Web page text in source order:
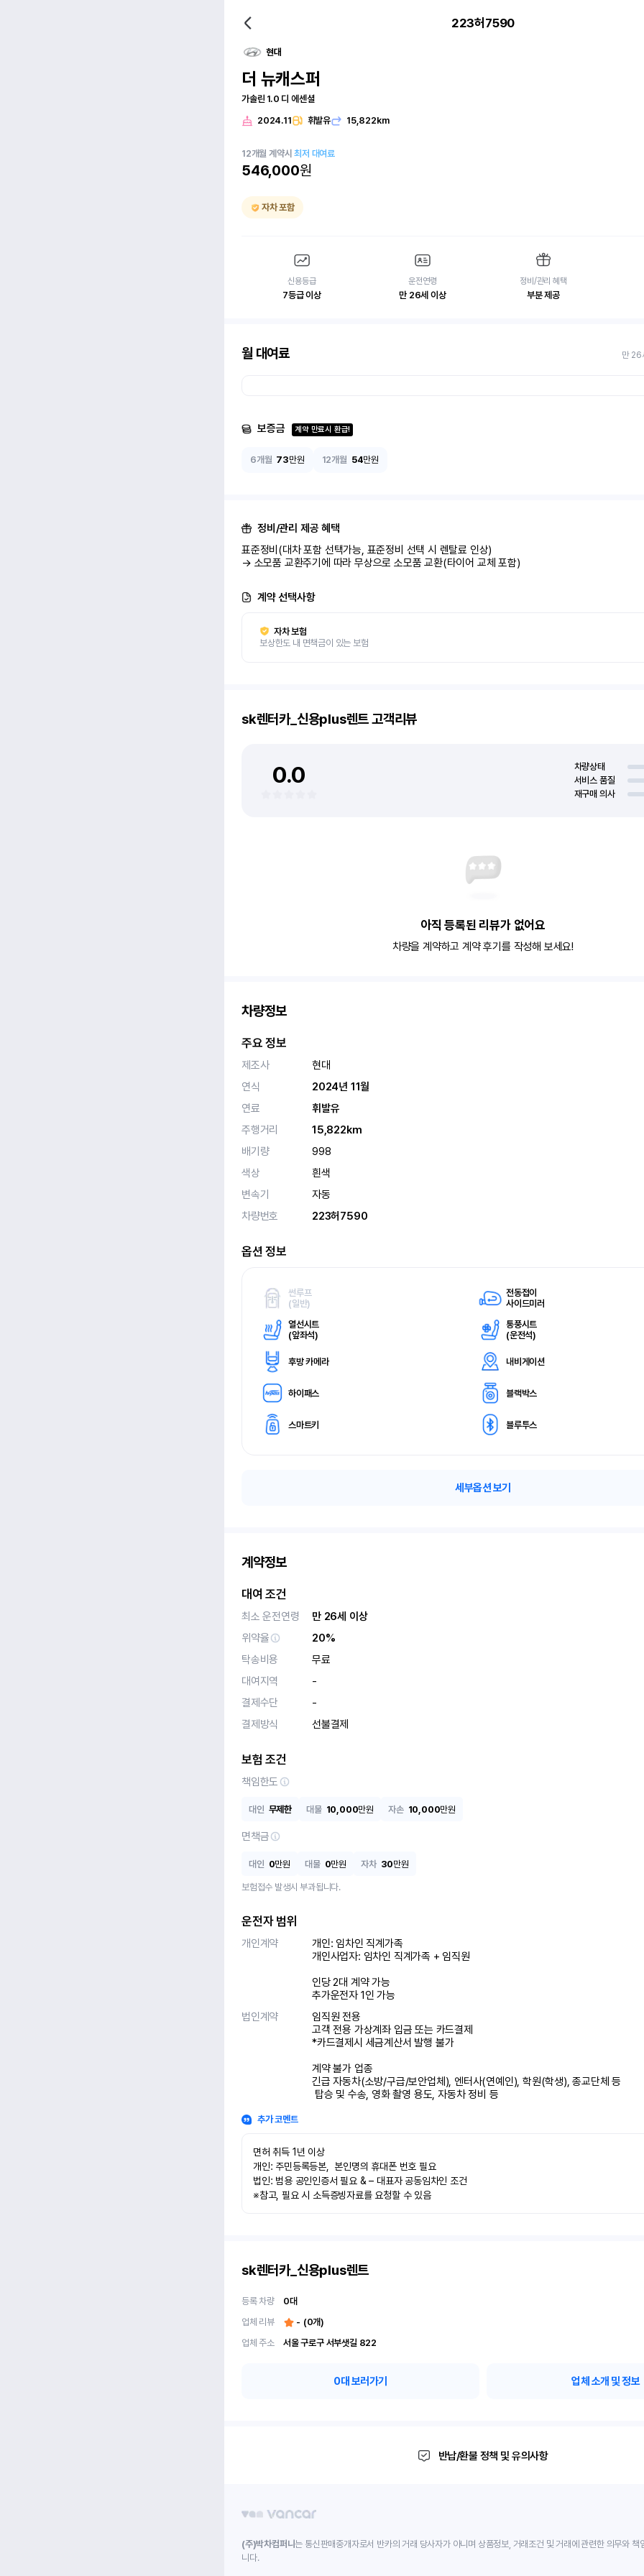
223허7590
현대
더 뉴캐스퍼
가솔린 1.0 디 에센셜
2024.11 휘발유 15,822km
12개월 계약시최저 대여료
546,000원
자차 포함
신용등급
7등급 이상
운전연령
만 26세 이상
정비/관리 혜택
부분 제공
월 대여료 만 26
보증금 계약 만료시 환급!
6개월 73만원 12개월 54만원
정비/관리 제공 혜택
표준정비(대차 포함 선택가능, 표준정비 선택 시 렌탈료 인상)
→ 소모품 교환주기에 따라 무상으로 소모품 교환(타이어 교체 포함)
계약 선택사항
자차 보험
보상한도 내 면책금이 있는 보험
sk렌터카_신용plus렌트고객리뷰
0.0 차량상태
서비스 품질
재구매 의사
아직 등록된 리뷰가 없어요
차량을 계약하고 계약 후기를 작성해 보세요!
차량정보
주요 정보
제조사
현대
연식
2024년 11월
연료
휘발유
주행거리
15,822km
배기량
998
색상
흰색
변속기
자동
차량번호
223허7590
옵션 정보
썬루프
(일반)
전동접이
사이드미러
열선시트
(앞좌석)
통풍시트
(운전석)
후방 카메라 내비게이션
하이패스 블랙박스
스마트키 블루투스
세부옵션 보기
계약정보
대여 조건
최소 운전연령
만 26세 이상
위약율
20%
탁송비용
무료
대여지역
-
결제수단
-
결제방식
선불결제
보험 조건
책임한도
대인 무제한 대물 10,000만원 자손 10,000만원
면책금
대인 0만원 대물 0만원 자차 30만원
보험접수 발생시 부과됩니다.
운전자 범위
개인계약
개인: 임차인 직계가족
개인사업자: 임차인 직계가족 + 임직원
인당 2대 계약 가능
추가운전자 1인 가능
법인계약
임직원 전용
고객 전용 가상계좌 입금 또는 카드결제
*카드결제시 세금계산서 발행 불가
계약 불가 업종
긴급 자동차(소방/구급/보안업체), 엔터사(연예인), 학원(학생), 종교단체 등
탑승 및 수송, 영화 촬영 용도, 자동차 정비 등
추가 코멘트
면허 취득 1년 이상
개인: 주민등록등본,  본인명의 휴대폰 번호 필요
법인: 범용 공인인증서 필요 & – 대표자 공동임차인 조건
※참고, 필요 시 소득증빙자료를 요청할 수 있음
sk렌터카_신용plus렌트
등록 차량 0대
업체 리뷰
- (0개)
업체 주소
서울 구로구 서부샛길 822
0대 보러가기 업체 소개 및 정보
반납/환불 정책 및 유의사항
(주)박차컴퍼니는 통신판매중개자로서 반카의 거래 당사자가 아니며 상품정보, 거래조건 및 거래에 관련한 의무와 책
니다.